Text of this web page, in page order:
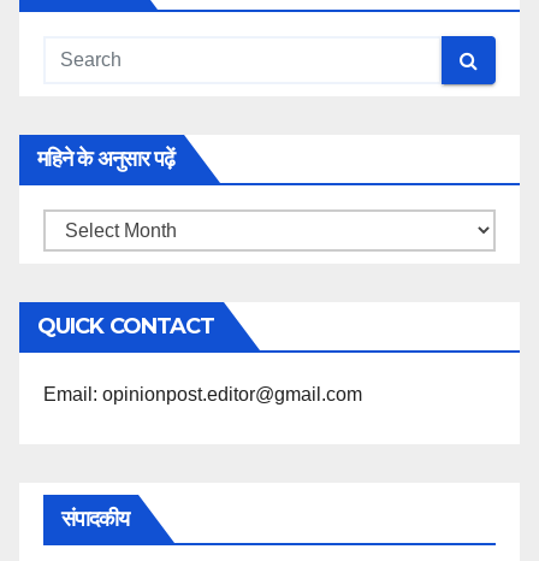
महिने के अनुसार पढ़ें
महिने
अनुसार
पढ़ें
QUICK CONTACT
Email: opinionpost.editor@gmail.com
संपादकीय